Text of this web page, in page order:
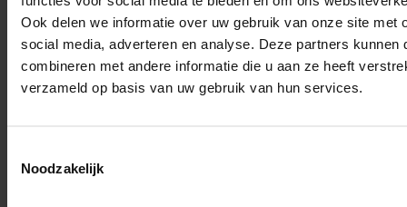
Ook delen we informatie over uw gebruik van onze site met
social media, adverteren en analyse. Deze partners kunnen
combineren met andere informatie die u aan ze heeft
verzameld op basis van uw gebruik van hun services.
Noodzakelijk
Reisapp van nu
én deelvervoer door heel Nederland. Vind